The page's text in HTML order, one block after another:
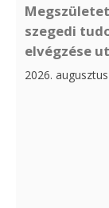
szegedi
elvégzése
2026.